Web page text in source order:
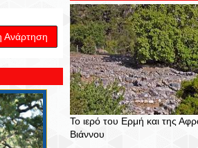
Ανάρτηση
Το ιερό του Ερμή και της
Βιάννου